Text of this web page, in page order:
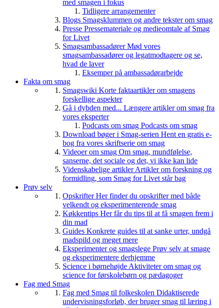
med smagen i fokus
Tidligere arrangementer
Blogs Smagsklummen og andre tekster om smag
Presse Pressemateriale og medieomtale af Smag
for Livet
SmagsambassadørerMød vores
smagsambassadører og legatmodtagere og se,
hvad de laver
Eksemper på ambassadørarbejde
Fakta om smag
Smagswiki Korte faktaartikler om smagens
forskellige aspekter
Gå i dybden med... Længere artikler om smag fra
vores eksperter
Podcasts om smag Podcasts om smag
Download bøger i Smag-serien Hent en gratis e-
bog fra vores skriftserie om smag
Videoer om smag Om smag, mundfølelse,
sanserne, det sociale og det, vi ikke kan lide
Videnskabelige artiklerArtikler om forskning og
formidling, som Smag for Livet står bag
Prøv selv
OpskrifterHer finder du opskrifter med både
velkendt og eksperimenterende smag
Køkkentips Her får du tips til at få smagen frem i
din mad
Guides Konkrete guides til at sanke urter, undgå
madspild og meget mere
Eksperimenter og smagslege Prøv selv at smage
og eksperimentere derhjemme
Science i børnehøjde Aktiviteter om smag og
science for førskolebørn og pædagoger
Fag med Smag
Fag med Smag til folkeskolen Didaktiserede
undervisningsforløb, der bruger smag til læring i